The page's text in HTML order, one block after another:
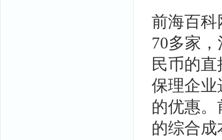
前海百科
70多家
民币的
保理企业
的优惠
的综合